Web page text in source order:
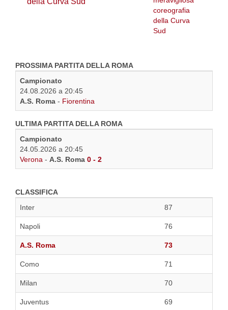
PROSSIMA PARTITA DELLA ROMA
Campionato
24.08.2026 a 20:45
A.S. Roma - Fiorentina
ULTIMA PARTITA DELLA ROMA
Campionato
24.05.2026 a 20:45
Verona - A.S. Roma 0 - 2
CLASSIFICA
Inter
87
Napoli 76
A.S. Roma 73
Como 71
Milan 70
Juventus 69